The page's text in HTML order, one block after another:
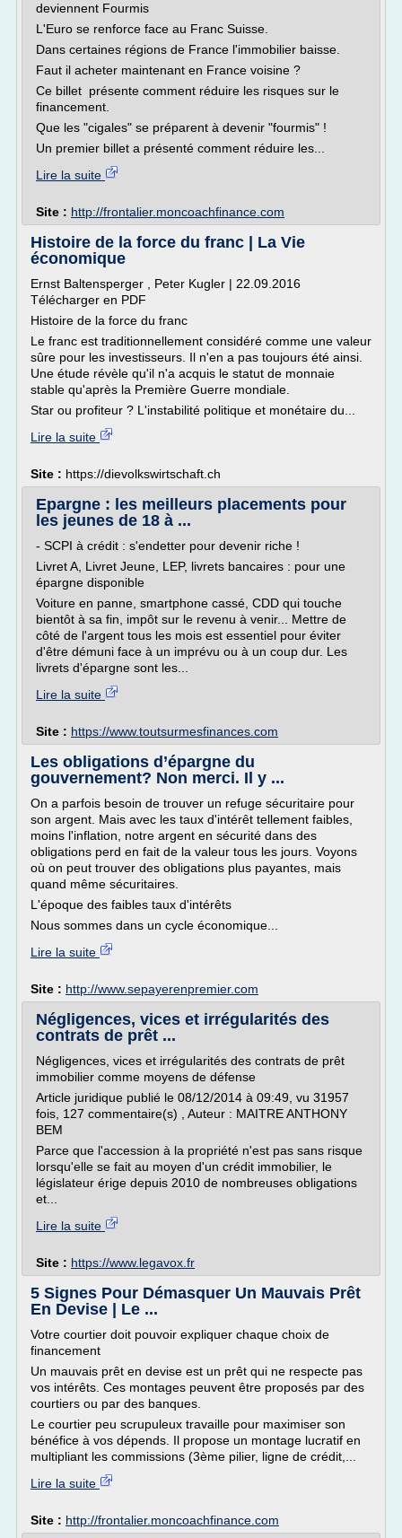
deviennent Fourmis
L'Euro se renforce face au Franc Suisse.
Dans certaines régions de France l'immobilier baisse.
Faut il acheter maintenant en France voisine ?
Ce billet présente comment réduire les risques sur le
financement.
Que les "cigales" se préparent à devenir "fourmis" !
Un premier billet a présenté comment réduire les...
Lire la suite
Site : http://frontalier.moncoachfinance.com
Histoire de la force du franc | La Vie
économique
Ernst Baltensperger , Peter Kugler | 22.09.2016
Télécharger en PDF
Histoire de la force du franc
Le franc est traditionnellement considéré comme une valeur
sûre pour les investisseurs. Il n'en a pas toujours été ainsi.
Une étude révèle qu'il n'a acquis le statut de monnaie
stable qu'après la Première Guerre mondiale.
Star ou profiteur ? L'instabilité politique et monétaire du...
Lire la suite
Site : https://dievolkswirtschaft.ch
Epargne : les meilleurs placements pour
les jeunes de 18 à ...
- SCPI à crédit : s'endetter pour devenir riche !
Livret A, Livret Jeune, LEP, livrets bancaires : pour une
épargne disponible
Voiture en panne, smartphone cassé, CDD qui touche
bientôt à sa fin, impôt sur le revenu à venir... Mettre de
côté de l'argent tous les mois est essentiel pour éviter
d'être démuni face à un imprévu ou à un coup dur. Les
livrets d'épargne sont les...
Lire la suite
Site : https://www.toutsurmesfinances.com
Les obligations d’épargne du
gouvernement? Non merci. Il y ...
On a parfois besoin de trouver un refuge sécuritaire pour
son argent. Mais avec les taux d'intérêt tellement faibles,
moins l'inflation, notre argent en sécurité dans des
obligations perd en fait de la valeur tous les jours. Voyons
où on peut trouver des obligations plus payantes, mais
quand même sécuritaires.
L'époque des faibles taux d'intérêts
Nous sommes dans un cycle économique...
Lire la suite
Site : http://www.sepayerenpremier.com
Négligences, vices et irrégularités des
contrats de prêt ...
Négligences, vices et irrégularités des contrats de prêt
immobilier comme moyens de défense
Article juridique publié le 08/12/2014 à 09:49, vu 31957
fois, 127 commentaire(s) , Auteur : MAITRE ANTHONY
BEM
Parce que l'accession à la propriété n'est pas sans risque
lorsqu'elle se fait au moyen d'un crédit immobilier, le
législateur érige depuis 2010 de nombreuses obligations
et...
Lire la suite
Site : https://www.legavox.fr
5 Signes Pour Démasquer Un Mauvais Prêt
En Devise | Le ...
Votre courtier doit pouvoir expliquer chaque choix de
financement
Un mauvais prêt en devise est un prêt qui ne respecte pas
vos intérêts. Ces montages peuvent être proposés par des
courtiers ou par des banques.
Le courtier peu scrupuleux travaille pour maximiser son
bénéfice à vos dépends. Il propose un montage lucratif en
multipliant les commissions (3ème pilier, ligne de crédit,...
Lire la suite
Site : http://frontalier.moncoachfinance.com